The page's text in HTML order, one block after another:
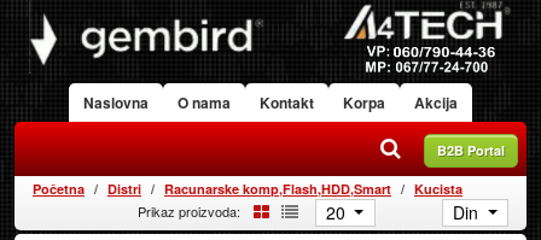
Naslovna O nama Kontakt Korpa Akcija
B2B Portal
Početna Distri Racunarske komp,Flash,HDD,Smart Kucista
Prikaz proizvoda: 20 Din